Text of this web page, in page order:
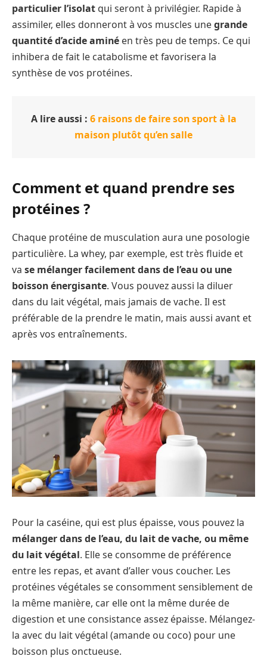
particulier l’isolat qui seront à privilégier. Rapide à
assimiler, elles donneront à vos muscles unegrande
quantité d’acide aminé en très peu de temps. Ce qui
inhibera de fait le catabolisme et favorisera la
synthèse de vos protéines.
A lire aussi : 6 raisons de faire son sport à la
maison plutôt qu’en salle
Comment et quand prendre ses
protéines ?
Chaque protéine de musculation aura une posologie
particulière. La whey, par exemple, est très fluide et
va se mélanger facilement dans de l’eau ou une
boisson énergisante. Vous pouvez aussi la diluer
dans du lait végétal, mais jamais de vache. Il est
préférable de la prendre le matin, mais aussi avant et
après vos entraînements.
Pour la caséine, qui est plus épaisse, vous pouvez la
mélanger dans de l’eau, du lait de vache, ou même
du lait végétal. Elle se consomme de préférence
entre les repas, et avant d’aller vous coucher. Les
protéines végétales se consomment sensiblement de
la même manière, car elle ont la même durée de
digestion et une consistance assez épaisse. Mélangez-
la avec du lait végétal (amande ou coco) pour une
boisson plus onctueuse.